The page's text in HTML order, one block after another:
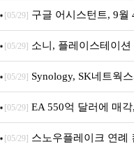
[05/29] 구글 어시스턴트, 9월
차 서비스 종료
[05/29] 소니, 플레이스테이
[05/29] Synology, SK네트웍
판매 파트너십 체결
[05/29] EA 550억 달러에 매
전망
[05/29] 스노우플레이크 연례